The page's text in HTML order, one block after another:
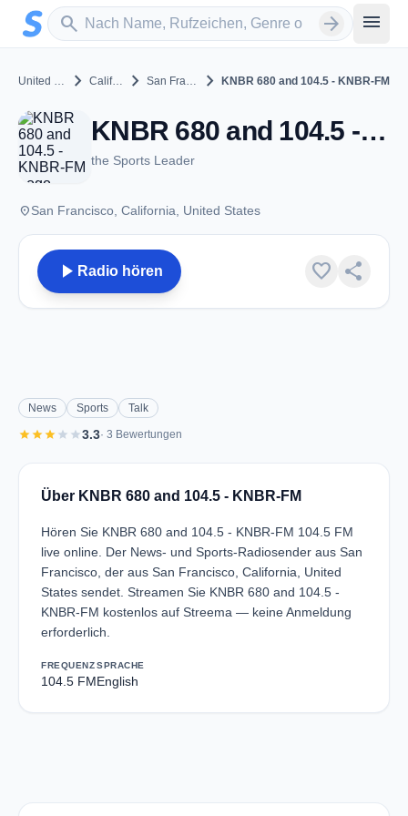
Zum Hauptinhalt springen
search
Sender suchen arrow_forward menu
United States chevron_right California chevron_right San Francisco chevron_right KNBR 680 and 104.5 - KNBR-FM
KNBR 680 and 104.5 - KNBR-FM - FM 104.5 - San Francisco, CA
the Sports Leader
placeSan Francisco, California, United States
play_arrow Radio hören favorite share
News Sports Talk
starstarstarstar star3.3· 3 Bewertungen
Über KNBR 680 and 104.5 - KNBR-FM
Hören Sie KNBR 680 and 104.5 - KNBR-FM 104.5 FM
live online. Der News- und Sports-Radiosender aus San
Francisco, der aus San Francisco, California, United
States sendet. Streamen Sie KNBR 680 and 104.5 -
KNBR-FM kostenlos auf Streema — keine Anmeldung
erforderlich.
FREQUENZ
104.5 FM
SPRACHE
English